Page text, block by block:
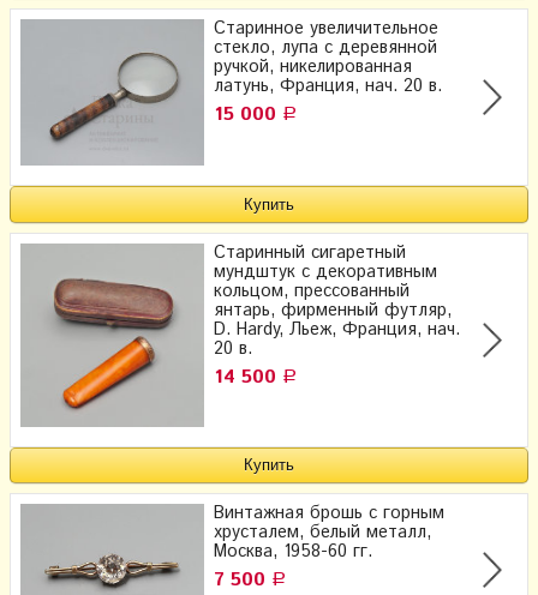
Старинное увеличительное
стекло, лупа с деревянной
ручкой, никелированная
латунь, Франция, нач. 20 в.
15 000 Р
Старинный сигаретный
мундштук с декоративным
кольцом, прессованный
янтарь, фирменный футляр,
D. Hardy, Льеж, Франция, нач.
20 в.
14 500 Р
Винтажная брошь с горным
хрусталем, белый металл,
Москва, 1958-60 гг.
7 500 Р